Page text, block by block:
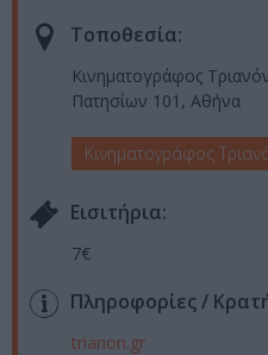
Τοποθεσία:
Κινηματογράφος
Πατησίων 101, Αθήνα
Κινηματογράφος
Eισιτήρια:
7€
Πληροφορίες /
trianon.gr